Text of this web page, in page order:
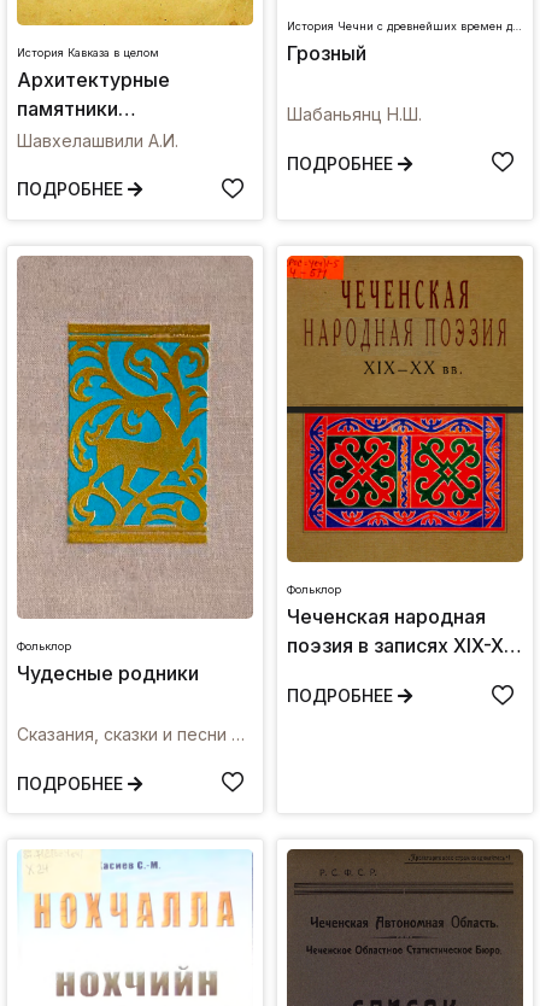
История Кавказа в целом
Архитектурные
памятники
Средневековья и
связанные с
Чечено-Ингушетии
Шавхелашвили А.И.
ПОДРОБНЕЕ
История Чечни с древнейших времен до наших дней
Грозный
Шабаньянц Н.Ш.
ПОДРОБНЕЕ
Фольклор
Чудесные родники
Сказания, сказки и песни народов Чечено-Ингушской АССР
ПОДРОБНЕЕ
Фольклор
Чеченская народная
поэзия в записях XIX-XX
ПОДРОБНЕЕ